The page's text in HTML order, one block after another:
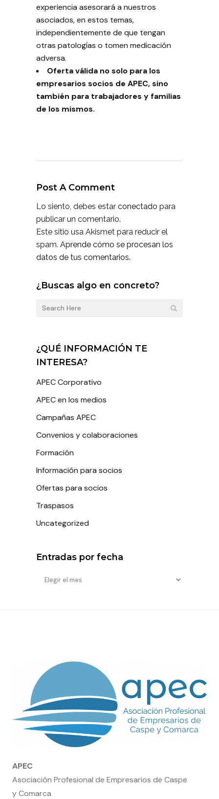
experiencia asesorará a nuestros
asociados, en estos temas,
independientemente de que tengan
otras patologías o tomen medicación
adversa.
Oferta válida no solo para los
empresarios socios de APEC, sino
también para trabajadores y familias
de los mismos.
Post A Comment
Lo siento, debes estar conectado para
publicar un comentario.
Este sitio usa Akismet para reducir el
spam. Aprende cómo se procesan los
datos de tus comentarios.
¿Buscas algo en concreto?
¿QUÉ INFORMACIÓN TE
INTERESA?
APEC Corporativo
APEC en los medios
Campañas APEC
Convenios y colaboraciones
Formación
Información para socios
Ofertas para socios
Traspasos
Uncategorized
Entradas por fecha
Entradas
APEC
Asociación Profesional de Empresarios de Caspe
y Comarca